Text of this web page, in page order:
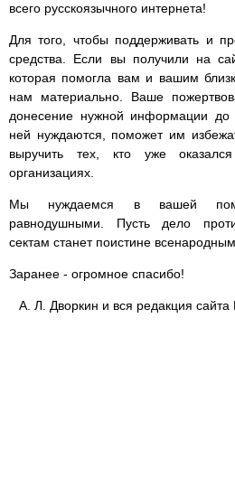
всего русскоязычного интернета!
Для того, чтобы поддерживать и
средства. Если вы получили на
которая помогла вам и вашим
нам материально. Ваше
донесение нужной информации
ней нуждаются, поможет им
выручить тех, кто уже
организациях.
Мы нуждаемся в вашей
равнодушными. Пусть дело
сектам станет поистине
Заранее - огромное спасибо!
А. Л. Дворкин и вся редакция